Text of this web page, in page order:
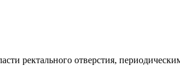
ректального отверстия,